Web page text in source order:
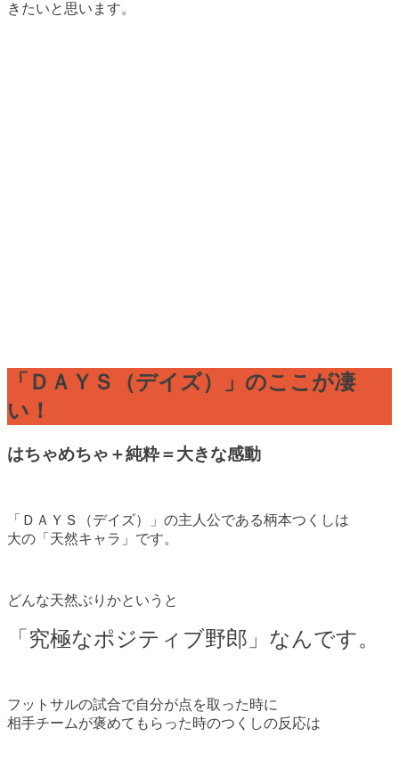
きたいと思います。
「ＤＡＹＳ（デイズ）」のここが凄
い！
はちゃめちゃ＋純粋＝大きな感動
「ＤＡＹＳ（デイズ）」の主人公である柄本つくしは
大の「天然キャラ」です。
どんな天然ぶりかというと
「究極なポジティブ野郎」なんです。
フットサルの試合で自分が点を取った時に
相手チームが褒めてもらった時のつくしの反応は